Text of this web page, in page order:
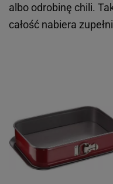
albo odrobinę chili.
całość nabiera